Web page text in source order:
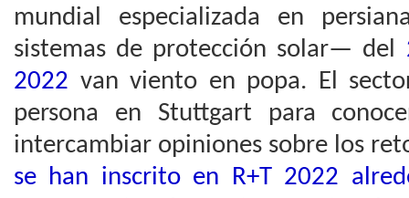
mundial especializada en
sistemas de protección solar— del
2022 van viento en popa. El
persona en Stuttgart para
intercambiar opiniones sobre los
se han inscrito en R+T 2022